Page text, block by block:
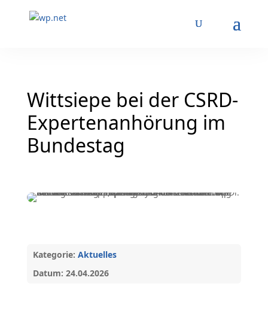
Wittsiepe bei der CSRD-
Expertenanhörung im
Bundestag
Kategorie: Aktuelles
Datum: 24.04.2026